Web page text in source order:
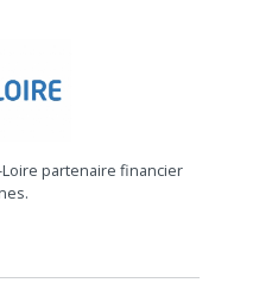
partenaire financier